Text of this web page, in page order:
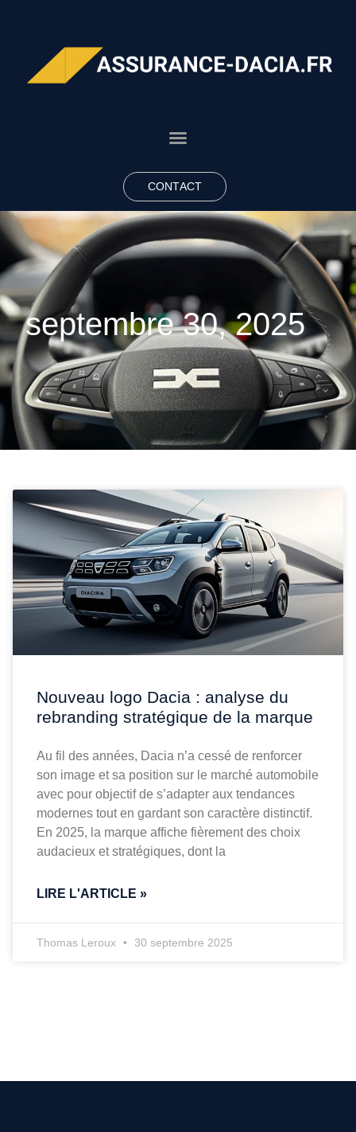
CONTACT
septembre 30, 2025
Nouveau logo Dacia : analyse du
rebranding stratégique de la marque
Au fil des années, Dacia n’a cessé de renforcer
son image et sa position sur le marché automobile
avec pour objectif de s’adapter aux tendances
modernes tout en gardant son caractère distinctif.
En 2025, la marque affiche fièrement des choix
audacieux et stratégiques, dont la
LIRE L'ARTICLE »
Thomas Leroux 30 septembre 2025